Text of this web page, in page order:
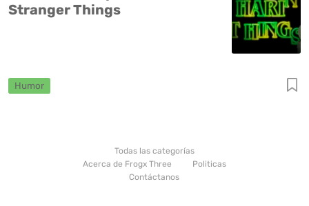
Stranger Things
Humor
Todas las categorías
Acerca de Frogx Three
Politicas
Contáctanos